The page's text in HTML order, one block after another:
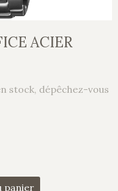
ACIER
stock, dépêchez-vous
panier